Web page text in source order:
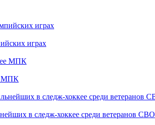
играх
МПК
в следж-хоккее среди ветеранов СВО